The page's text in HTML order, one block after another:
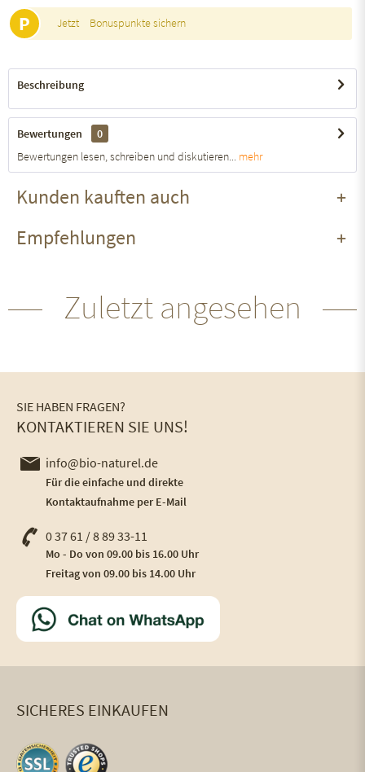
P Jetzt Bonuspunkte sichern
Beschreibung
Bewertungen
0
Bewertungen lesen, schreiben und diskutieren... mehr
Kunden kauften auch
Empfehlungen
Zuletzt angesehen
SIE HABEN FRAGEN?
KONTAKTIEREN SIE UNS!
info@bio-naturel.de
Für die einfache und direkte
Kontaktaufnahme per E-Mail
0 37 61 / 8 89 33-11
Mo - Do von 09.00 bis 16.00 Uhr
Freitag von 09.00 bis 14.00 Uhr
SICHERES EINKAUFEN